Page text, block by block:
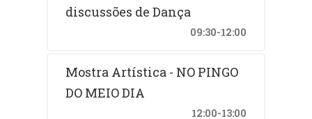
discussões de Dança
09:30-12:00
Mostra Artística - NO PINGO
DO MEIO DIA
12:00-13:00